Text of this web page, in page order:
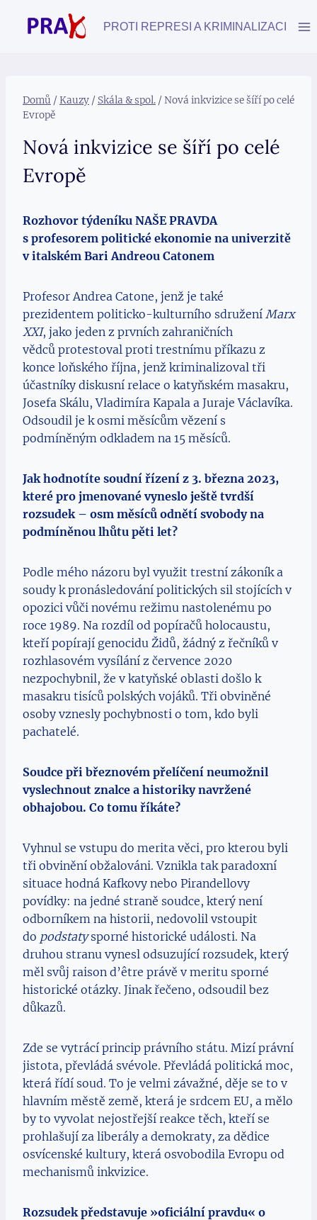
PROTI REPRESI A KRIMINALIZACI
Domů /Kauzy / Skála & spol. /Nová inkvizice se šíří po celé
Evropě
Nová inkvizice se šíří po celé
Evropě
Rozhovor týdeníku NAŠE PRAVDA
s profesorem politické ekonomie na univerzitě
v italském Bari Andreou Catonem
Profesor Andrea Catone, jenž je také
prezidentem politicko-kulturního sdružení Marx
XXI, jako jeden z prvních zahraničních
vědců protestoval proti trestnímu příkazu z
konce loňského října, jenž kriminalizoval tři
účastníky diskusní relace o katyňském masakru,
Josefa Skálu, Vladimíra Kapala a Juraje Václavíka.
Odsoudil je k osmi měsícům vězení s
podmíněným odkladem na 15 měsíců.
Jak hodnotíte soudní řízení z 3. března 2023,
které pro jmenované vyneslo ještě tvrdší
rozsudek – osm měsíců odnětí svobody na
podmíněnou lhůtu pěti let?
Podle mého názoru byl využit trestní zákoník a
soudy k pronásledování politických sil stojících v
opozici vůči novému režimu nastolenému po
roce 1989. Na rozdíl od popíračů holocaustu,
kteří popírají genocidu Židů, žádný z řečníků v
rozhlasovém vysílání z července 2020
nezpochybnil, že v katyňské oblasti došlo k
masakru tisíců polských vojáků. Tři obviněné
osoby vznesly pochybnosti o tom, kdo byli
pachatelé.
Soudce při březnovém přelíčení neumožnil
vyslechnout znalce a historiky navržené
obhajobou. Co tomu říkáte?
Vyhnul se vstupu do merita věci, pro kterou byli
tři obvinění obžalováni. Vznikla tak paradoxní
situace hodná Kafkovy nebo Pirandellovy
povídky: na jedné straně soudce, který není
odborníkem na historii, nedovolil vstoupit
do podstatysporné historické události. Na
druhou stranu vynesl odsuzující rozsudek, který
měl svůj raison d’être právě v meritu sporné
historické otázky. Jinak řečeno, odsoudil bez
důkazů.
Zde se vytrácí princip právního státu. Mizí právní
jistota, převládá svévole. Převládá politická moc,
která řídí soud. To je velmi závažné, děje se to v
hlavním městě země, která je srdcem EU, a mělo
by to vyvolat nejostřejší reakce těch, kteří se
prohlašují za liberály a demokraty, za dědice
osvícenské kultury, která osvobodila Evropu od
mechanismů inkvizice.
Rozsudek představuje »oficiální pravdu« o